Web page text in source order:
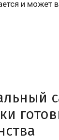
и может